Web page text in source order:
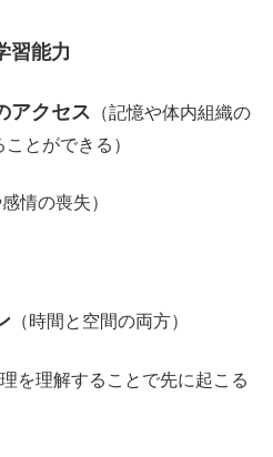
習能力
アクセス （記憶や体内組織の
とができる）
情の喪失）
（時間と空間の両方）
理を理解することで先に起こる